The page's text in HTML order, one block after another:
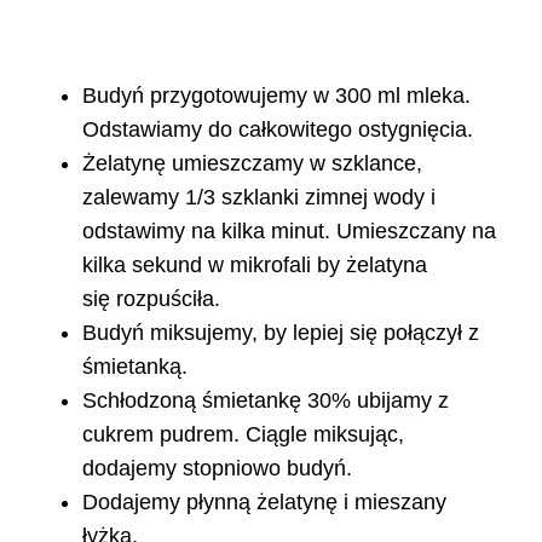
Budyń przygotowujemy w 300 ml mleka.
Odstawiamy do całkowitego ostygnięcia.
Żelatynę umieszczamy w szklance,
zalewamy 1/3 szklanki zimnej wody i
odstawimy na kilka minut. Umieszczany na
kilka sekund w mikrofali by żelatyna
się rozpuściła.
Budyń miksujemy, by lepiej się połączył z
śmietanką.
Schłodzoną śmietankę 30% ubijamy z
cukrem pudrem. Ciągle miksując,
dodajemy stopniowo budyń.
Dodajemy płynną żelatynę i mieszany
łyżką.